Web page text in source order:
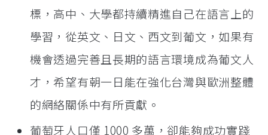
標，高中、大學都持續精進自己在語言上的
學習，從英文、日文、西文到葡文，如果有
機會透過完善且長期的語言環境成為葡文人
才，希望有朝一日能在強化台灣與歐洲整體
的網絡關係中有所貢獻。
葡萄牙人口僅 1000 多萬，卻能夠成功實踐